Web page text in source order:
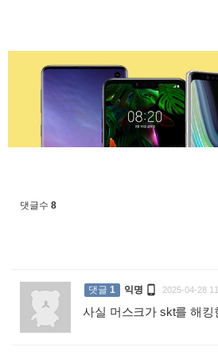
댓글수 8
댓글 1 익명  2025-04-28
사실 머스크가 skt를 해킹